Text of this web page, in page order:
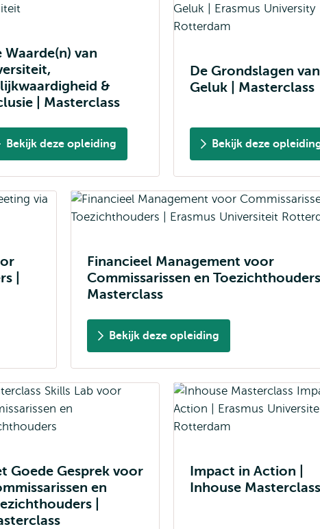
Waarde(n) van
&
| Masterclass
Bekijk deze opleiding
De Grondslagen van
Geluk | Masterclass
Bekijk deze
|
Financieel Management voor
Commissarissen en
Masterclass
Bekijk deze opleiding
Goede Gesprek voor
en
|
Impact in Action |
Inhouse Masterclass